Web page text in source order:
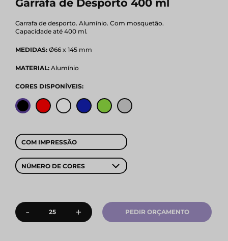
Garrafa de Desporto 400 ml
Garrafa de desporto. Alumínio. Com mosquetão.
Capacidade até 400 ml.
MEDIDAS: Ø66 x 145 mm
MATERIAL: Alumínio
CORES DISPONÍVEIS:
COM IMPRESSÃO
NÚMERO DE CORES
- + PEDIR ORÇAMENTO